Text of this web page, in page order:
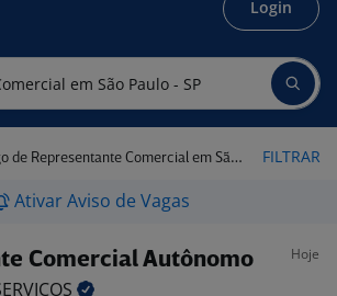
Login
Representante Comercial em São Paulo - SP FILTRAR
Ativar Aviso de Vagas
Comercial Autônomo Hoje